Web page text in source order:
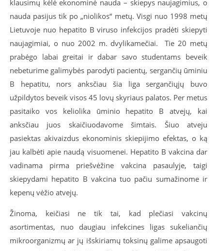
klausimų kėlė ekonominė nauda – skiepys naujagimius, o
nauda pasijus tik po „niolikos“ metų. Visgi nuo 1998 metų
Lietuvoje nuo hepatito B viruso infekcijos pradėti skiepyti
naujagimiai, o nuo 2002 m. dvylikamečiai. Tie 20 metų
prabėgo labai greitai ir dabar savo studentams beveik
nebeturime galimybės parodyti pacientų, sergančių ūminiu
B hepatitu, nors anksčiau šia liga sergančiųjų buvo
užpildytos beveik visos 45 lovų skyriaus palatos. Per metus
pasitaiko vos keliolika ūminio hepatito B atvejų, kai
anksčiau juos skaičiuodavome šimtais. Šiuo atveju
pasiektas akivaizdus ekonominis skiepijimo efektas, o ką
jau kalbėti apie naudą visuomenei. Hepatito B vakcina dar
vadinama pirma priešvėžine vakcina pasaulyje, taigi
skiepydami hepatito B vakcina tuo pačiu sumažinome ir
kepenų vėžio atvejų.
Žinoma, keičiasi ne tik tai, kad plečiasi vakcinų
asortimentas, nuo daugiau infekcines ligas sukeliančių
mikroorganizmų ar jų išskiriamų toksinų galime apsaugoti